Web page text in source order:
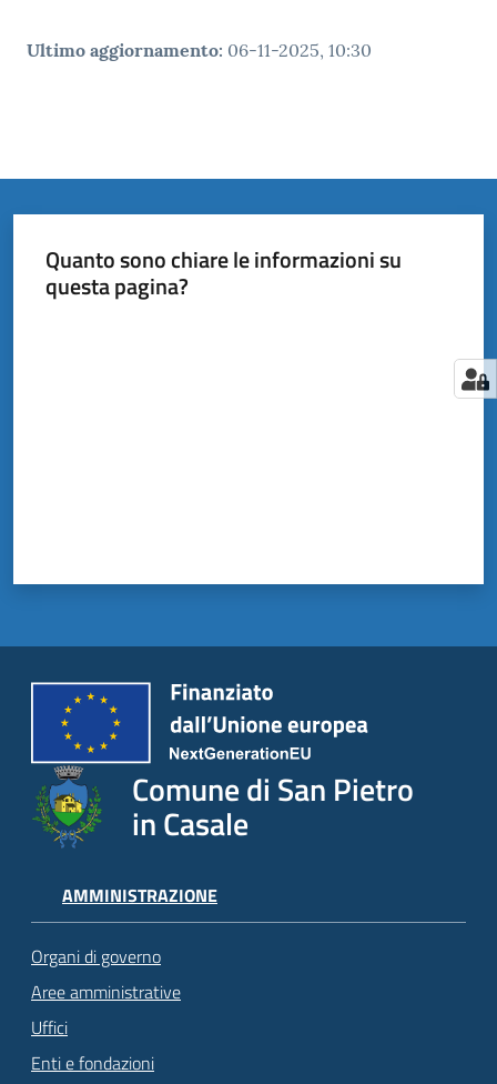
Ultimo aggiornamento: 06-11-2025, 10:30
Quanto sono chiare le informazioni su
questa pagina?
Comune di San Pietro
in Casale
AMMINISTRAZIONE
Organi di governo
Aree amministrative
Uffici
Enti e fondazioni